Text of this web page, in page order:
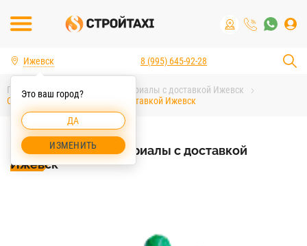
Ижевск
Это ваш город?
ДА
ИЗМЕНИТЬ
8 (995) 645-92-28
Главная
Строительные материалы с доставкой Ижевск
Строительные материалы с доставкой Ижевск
Строительные материалы с доставкой
Ижевск